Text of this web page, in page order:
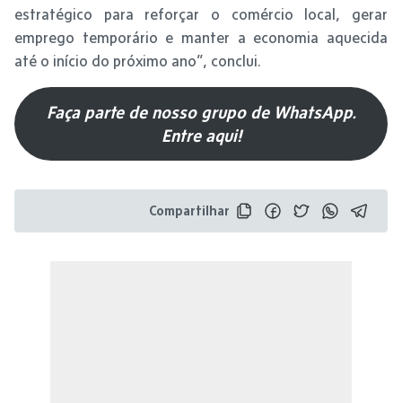
estratégico para reforçar o comércio local, gerar
emprego temporário e manter a economia aquecida
até o início do próximo ano”, conclui.
Faça parte de nosso grupo de WhatsApp.
Entre aqui!
Compartilhar